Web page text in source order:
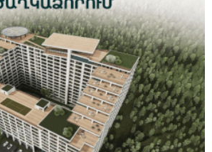
6-08-2026
ընտրություններից հետո իշխանական
թիվը փոքրանում է,
Նարեկ Կարապետյան
6-08-2026
Կարապետյանի տեսլականը